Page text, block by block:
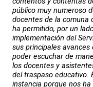
público muy numeroso
docentes de la comuna
ha permitido, por un
implementación del
sus principales
poder escuchar de
los docentes y
del traspaso educativo.
instancia porque nos